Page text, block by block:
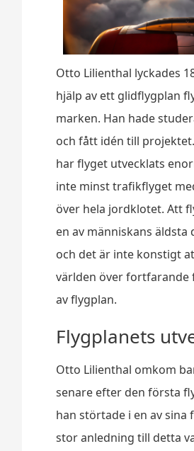
Otto Lilienthal lyckades
hjälp av ett glidflygplan
marken. Han hade
och fått idén till
har flyget utvecklats
inte minst trafikflyget
över hela jordklotet. Att
en av människans äldsta
och det är inte konstigt
världen över fortfarande
av flygplan.
Flygplanets
Otto Lilienthal omkom
senare efter den första
han störtade i en av sina
stor anledning till detta